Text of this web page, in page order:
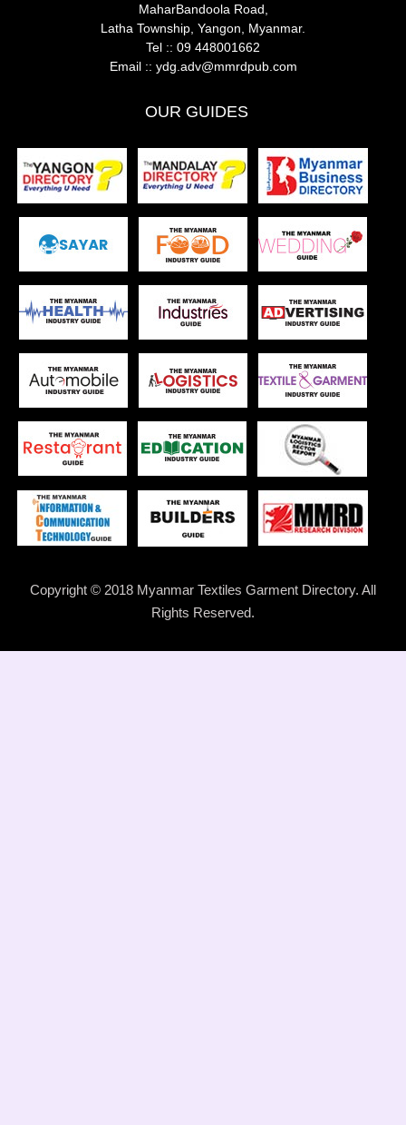
MaharBandoola Road,
Latha Township, Yangon, Myanmar.
Tel :: 09 448001662
Email :: ydg.adv@mmrdpub.com
OUR GUIDES
Copyright © 2018 Myanmar Textiles Garment Directory. All
Rights Reserved.